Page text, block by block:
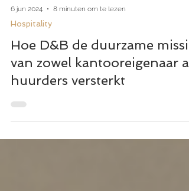
Hospitality
Hoe D&B de duurzame missie
van zowel kantooreigenaar
huurders versterkt